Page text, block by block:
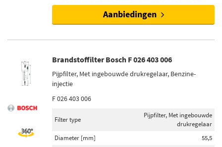
Aanbiedingen
Brandstoffilter Bosch F 026 403 006
Pijpfilter, Met ingebouwde drukregelaar, Benzine-
injectie
F 026 403 006
Filter type
Pijpfilter, Met ingebouwde
drukregelaar
Diameter [mm]
55,5